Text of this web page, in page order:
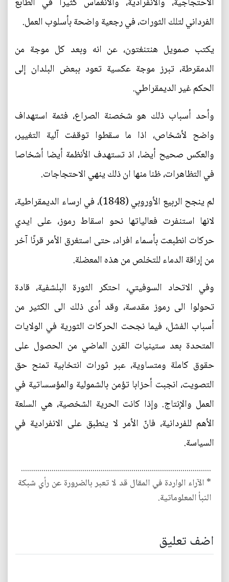
الفرداني لتلك الثورات، في رجعية واضحة بأسلوب العمل.
يكتب صمويل هنتنغتون، عن انه وبعد كل موجة من
الدمقرطة، تبرز موجة عكسية تعود ببعض البلدان إلى
الحكم غير الديمقراطي.
وأحد أسباب ذلك هو شخصنة الصراع، فثمة استهداف
واضح لأشخاص، اذا ما سقطوا توقفت آلية التغيير،
والعكس صحيح أيضا، اذ تستهدف الأنظمة أيضا أشخاصا
في التظاهرات، ظنا منها ان ذلك ينهي الاحتجاجات.
لم ينجح الربيع الأوروبي (1848)، في ارساء الديمقراطية،
لانها استنفرت فعالياتها نحو اسقاط رموز، على ايدي
حركات انطبعت بأسماء افراد، حتى استغرق الأمر قرنًا آخر
من إراقة الدماء للتخلص من هذه المعضلة.
وفي الاتحاد السوفيتي، احتكر الثورة البلشفية، قادة
تحولوا الى رموز مقدسة، وقد أدى ذلك الى الكثير من
أسباب الفشل، فيما نجحت الحركات الثورية في الولايات
المتحدة بعد ستينيات القرن الماضي من الحصول على
حقوق كاملة ومتساوية، عبر ثورات انتخابية تمنح حق
التصويت، انجبت أحزابا تؤمن بالشمولية والمؤسساتية في
العمل والإنتاج. وإذا كانت الحرية الشخصية، هي السلعة
الأهم للفردانية، فانّ الأمر لا ينطبق على الانفرادية في
السياسة.
.............................................................................................
* الآراء الواردة في المقال قد لا تعبر بالضرورة عن رأي شبكة
النبأ المعلوماتية.
اضف تعليق